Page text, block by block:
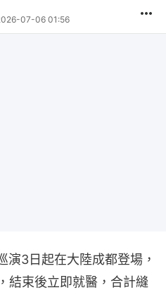
07-06 01:56
演3日起在大陸成都登場，
結束後立即就醫，合計縫